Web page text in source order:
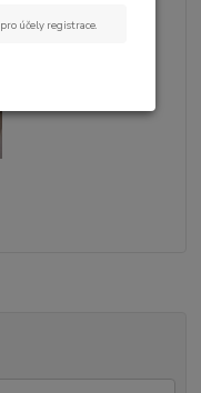
pro účely registrace.